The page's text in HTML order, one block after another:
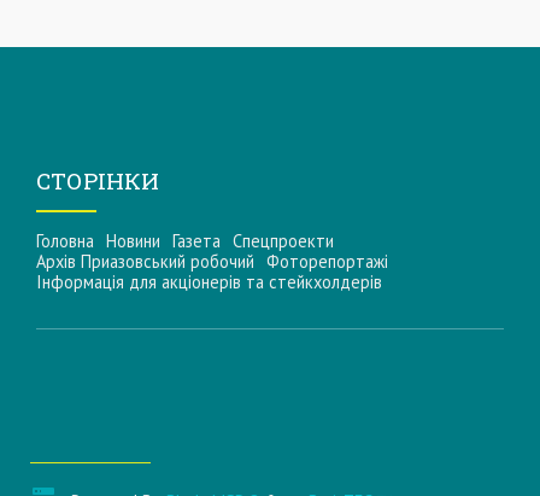
СТОРІНКИ
Головна Новини Газета Спецпроекти
Архів Приазовський робочий Фоторепортажі
Інформацiя для акцiонерiв та стейкхолдерiв